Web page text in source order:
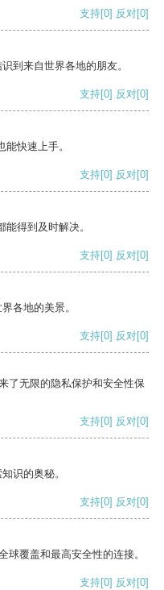
支持[0] 反对[0]
到来自世界各地的朋友。
支持[0] 反对[0]
快速上手。
支持[0] 反对[0]
得到及时解决。
支持[0] 反对[0]
各地的美景。
支持[0] 反对[0]
了无限的隐私保护和安全性保
支持[0] 反对[0]
识的奥秘。
支持[0] 反对[0]
球覆盖和最高安全性的连接。
支持[0] 反对[0]